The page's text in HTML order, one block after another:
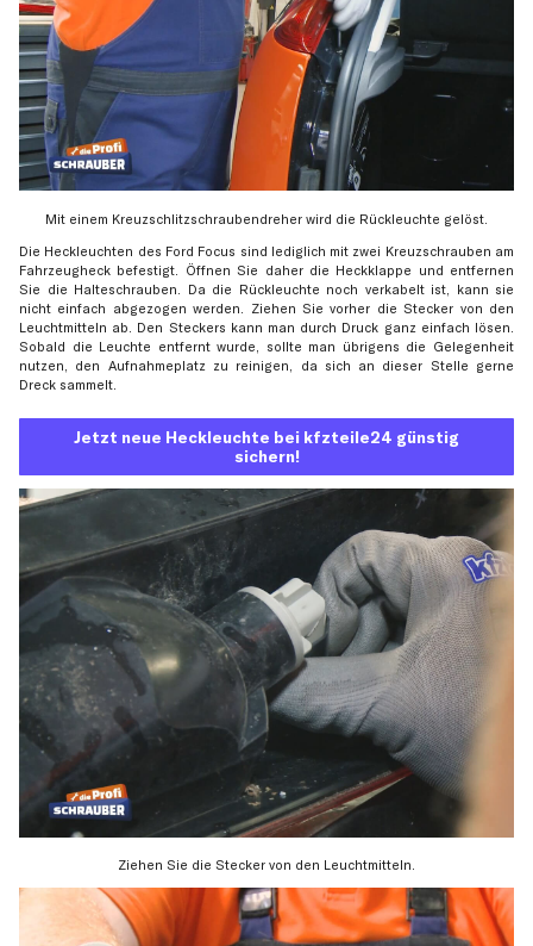
Mit einem Kreuzschlitzschraubendreher wird die Rückleuchte gelöst.
Die Heckleuchten des Ford Focus sind lediglich mit zwei Kreuzschrauben am
Fahrzeugheck befestigt. Öffnen Sie daher die Heckklappe und entfernen
Sie die Halteschrauben. Da die Rückleuchte noch verkabelt ist, kann sie
nicht einfach abgezogen werden. Ziehen Sie vorher die Stecker von den
Leuchtmitteln ab. Den Steckers kann man durch Druck ganz einfach lösen.
Sobald die Leuchte entfernt wurde, sollte man übrigens die Gelegenheit
nutzen, den Aufnahmeplatz zu reinigen, da sich an dieser Stelle gerne
Dreck sammelt.
Jetzt neue Heckleuchte bei kfzteile24 günstig
sichern!
Ziehen Sie die Stecker von den Leuchtmitteln.